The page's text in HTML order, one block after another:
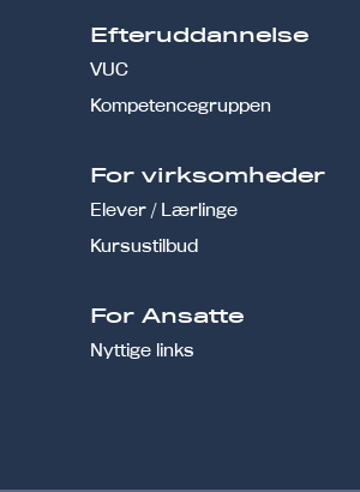
Efteruddannelse
VUC
Kompetencegruppen
For virksomheder
Elever / Lærlinge
Kursustilbud
For Ansatte
Nyttige links